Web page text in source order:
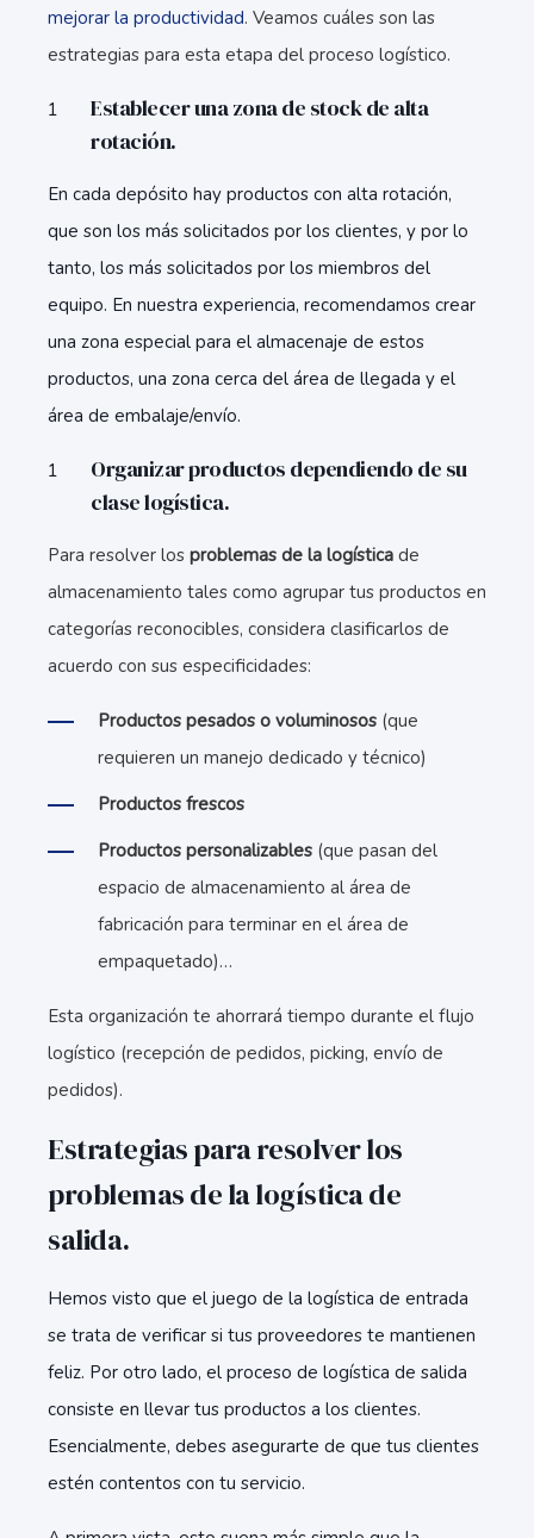
mejorar la productividad. Veamos cuáles son las
estrategias para esta etapa del proceso logístico.
Establecer una zona de stock de alta
rotación.
En cada depósito hay productos con alta rotación,
que son los más solicitados por los clientes, y por lo
tanto, los más solicitados por los miembros del
equipo. En nuestra experiencia, recomendamos crear
una zona especial para el almacenaje de estos
productos, una zona cerca del área de llegada y el
área de embalaje/envío.
Organizar productos dependiendo de su
clase logística.
Para resolver los problemas de la logística de
almacenamiento tales como agrupar tus productos en
categorías reconocibles, considera clasificarlos de
acuerdo con sus especificidades:
Productos pesados o voluminosos (que
requieren un manejo dedicado y técnico)
Productos frescos
Productos personalizables (que pasan del
espacio de almacenamiento al área de
fabricación para terminar en el área de
empaquetado)…
Esta organización te ahorrará tiempo durante el flujo
logístico (recepción de pedidos, picking, envío de
pedidos).
Estrategias para resolver los
problemas de la logística de
salida.
Hemos visto que el juego de la logística de entrada
se trata de verificar si tus proveedores te mantienen
feliz. Por otro lado, el proceso de logística de salida
consiste en llevar tus productos a los clientes.
Esencialmente, debes asegurarte de que tus clientes
estén contentos con tu servicio.